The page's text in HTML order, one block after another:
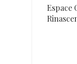
Espace